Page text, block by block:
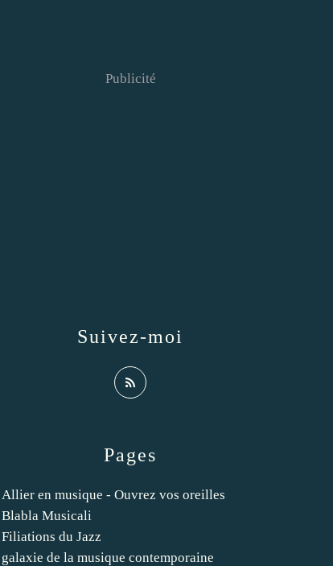
Pages
Allier en musique - Ouvrez vos oreilles
Blabla Musicali
Filiations du Jazz
galaxie de la musique contemporaine
Suivez-moi
Publicité